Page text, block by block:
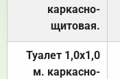
каркасно-
щитовая.
Туалет 1,0х1,0
м. каркасно-